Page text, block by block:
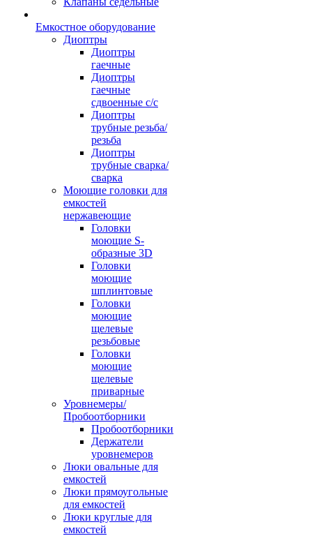
Емкостное оборудование
Диоптры
Диоптры
гаечные
Диоптры
гаечные
сдвоенные c/c
Диоптры
трубные резьба/
резьба
Диоптры
трубные сварка/
сварка
Моющие головки для
емкостей
нержавеющие
Головки
моющие S-
образные 3D
Головки
моющие
шплинтовые
Головки
моющие
щелевые
резьбовые
Головки
моющие
щелевые
приварные
Уровнемеры/
Пробоотборники
Пробоотборники
Держатели
уровнемеров
Люки овальные для
емкостей
Люки прямоугольные
для емкостей
Люки круглые для
емкостей